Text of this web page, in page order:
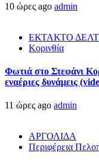
10 ώρες ago admin
ΕΚΤΑΚΤΟ
Κορινθία
Φωτιά στο Στεφάνι
εναέριες δυνάμεις
11 ώρες ago admin
ΑΡΓΟΛΙΔΑ
Περιφέρεια